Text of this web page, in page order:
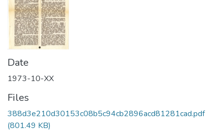
Date
1973-10-XX
Files
388d3e210d30153c08b5c94cb2896acd81281cad.pdf
(801.49 KB)